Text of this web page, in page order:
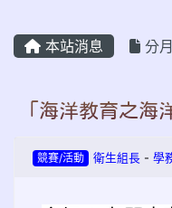
本站消息 分
「海洋教育之海
競賽/活動 衛生組長- 學